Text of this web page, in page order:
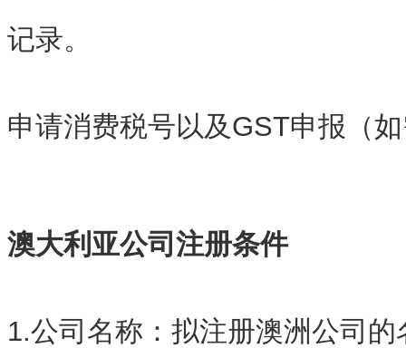
记录。
申请消费税号以及GST申报（
澳大利亚公司 注册条件
1.公司名称：拟注册澳洲公司